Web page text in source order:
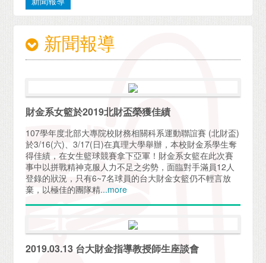
新聞報導
財金系女籃於2019北財盃榮獲佳績
107學年度北部大專院校財務相關科系運動聯誼賽 (北財盃)
於3/16(六)、3/17(日)在真理大學舉辦，本校財金系學生奪
得佳績，在女生籃球競賽拿下亞軍！財金系女籃在此次賽
事中以拼戰精神克服人力不足之劣勢，面臨對手滿員12人
登錄的狀況，只有6~7名球員的台大財金女籃仍不輕言放
棄，以極佳的團隊精...more
2019.03.13 台大財金指導教授師生座談會